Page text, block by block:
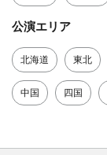
公演エリア
北海道 東北
中国 四国